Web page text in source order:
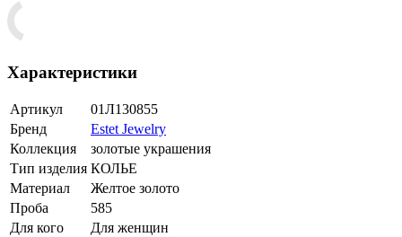
Характеристики
Артикул
01Л130855
Бренд
Estet Jewelry
Коллекция
золотые украшения
Тип изделия КОЛЬЕ
Материал
Желтое золото
Проба
585
Для кого
Для женщин